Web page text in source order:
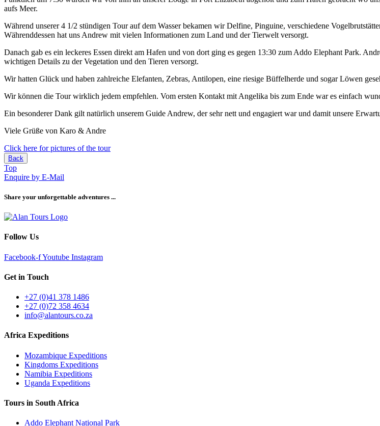
aufs Meer.
Während unserer 4 1/2 stündigen Tour auf dem Wasser bekamen wir Delfine, Pinguine, verschiedene
Währenddessen hat uns Andrew mit vielen Informationen zum Land und der Tierwelt versorgt.
Danach gab es ein leckeres Essen direkt am Hafen und von dort ging es gegen 13:30 zum Addo Elephant Park.
wichtigen Details zu der Vegetation und den Tieren versorgt.
Wir hatten Glück und haben zahlreiche Elefanten, Zebras, Antilopen, eine riesige Büffelherde und sogar Löwen
Wir können die Tour wirklich jedem empfehlen. Vom ersten Kontakt mit Angelika bis zum Ende war es einfach
Ein besonderer Dank gilt natürlich unserem Guide Andrew, der sehr nett und engagiert war und damit unsere
Viele Grüße von Karo & Andre
Click here for pictures of the tour
Back
Top
Enquire by E-Mail
Share your unforgettable adventures ...
Follow Us
Facebook-fYoutube Instagram
Get in Touch
+27 (0)41 378 1486
+27 (0)72 358 4634
info@alantours.co.za
Africa Expeditions
Mozambique Expeditions
Kingdoms Expeditions
Namibia Expeditions
Uganda Expeditions
Tours in South Africa
Addo Elephant National Park